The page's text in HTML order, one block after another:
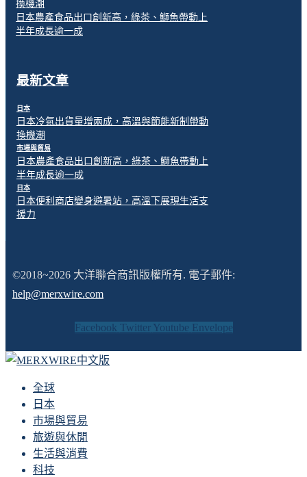
換機潮
日本農產食品出口創新高，綠茶、鰤魚帶動上
半年成長逾一成
最新文章
日本
日本冷氣出貨量增兩成，高溫與節能新制帶動
換機潮
市場與貿易
日本農產食品出口創新高，綠茶、鰤魚帶動上
半年成長逾一成
日本
日本便利商店變身避暑站，高溫下展現生活支
援力
©2018~2026 大洋聯合商訊版權所有. 電子郵件:
help@merxwire.com
Facebook Twitter Youtube Envelope
全球
日本
市場與貿易
旅遊與休閒
生活與消費
科技